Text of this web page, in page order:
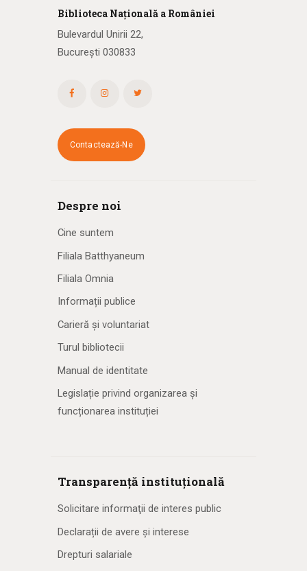
Biblioteca Națională a României
Bulevardul Unirii 22,
București 030833
Contactează-Ne
Despre noi
Cine suntem
Filiala Batthyaneum
Filiala Omnia
Informații publice
Carieră și voluntariat
Turul bibliotecii
Manual de identitate
Legislație privind organizarea și
funcționarea instituției
Transparență instituțională
Solicitare informaţii de interes public
Declarații de avere și interese
Drepturi salariale